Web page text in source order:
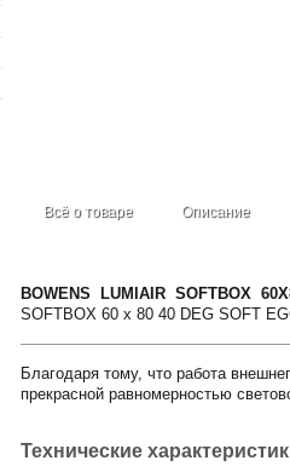
Всё о товаре Описание
BOWENS LUMIAIR SOFTBOX
SOFTBOX 60 x 80 40 DEG SOFT
Благодаря тому, что работа
прекрасной равномерностью
Технические